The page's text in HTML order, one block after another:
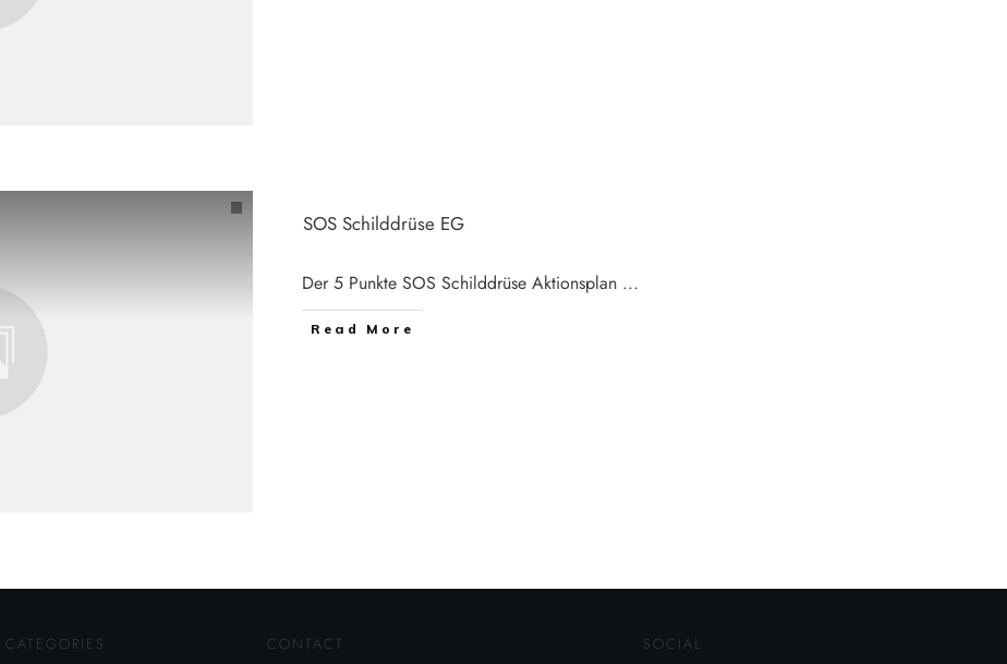
SOS Schilddrüse EG
Der 5 Punkte SOS Schilddrüse Aktionsplan ...
Read More
CATEGORIES CONTACT SOCIAL